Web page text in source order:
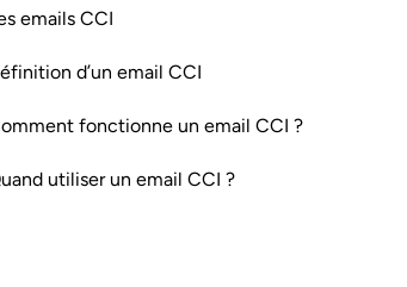
emails CCI
d’un email CCI
fonctionne un email CCI ?
utiliser un email CCI ?